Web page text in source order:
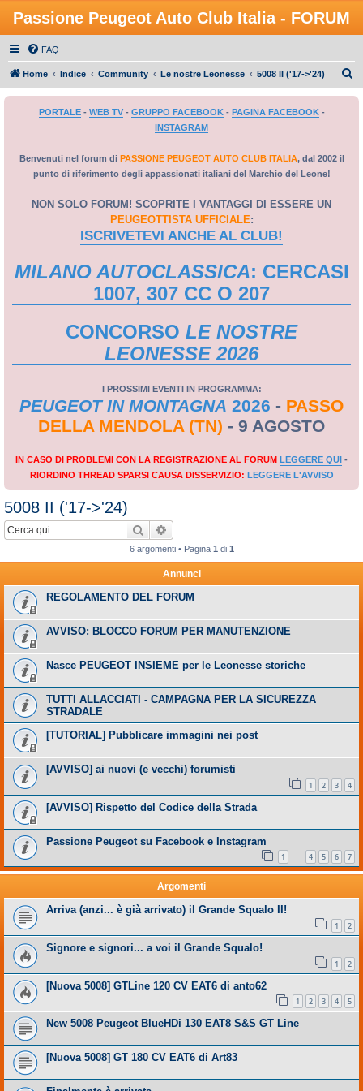
Passione Peugeot Auto Club Italia - FORUM
FAQ
Home Indice Community Le nostre Leonesse 5008 II ('17->'24)
PORTALE- WEB TV- GRUPPO FACEBOOK- PAGINA FACEBOOK-
INSTAGRAM
Benvenuti nel forum di PASSIONE PEUGEOT AUTO CLUB ITALIA, dal 2002 il
punto di riferimento degli appassionati italiani del Marchio del Leone!
NON SOLO FORUM! SCOPRITE I VANTAGGI DI ESSERE UN
PEUGEOTTISTA UFFICIALE:
ISCRIVETEVI ANCHE AL CLUB!
MILANO AUTOCLASSICA: CERCASI
1007, 307 CC O 207
CONCORSO LE NOSTRE
LEONESSE 2026
I PROSSIMI EVENTI IN PROGRAMMA:
PEUGEOT IN MONTAGNA 2026 - PASSO
DELLA MENDOLA (TN) - 9 AGOSTO
IN CASO DI PROBLEMI CON LA REGISTRAZIONE AL FORUM LEGGERE QUI -
RIORDINO THREAD SPARSI CAUSA DISSERVIZIO: LEGGERE L'AVVISO
5008 II ('17->'24)
Cerca
6 argomenti • Pagina 1 di 1
Annunci
REGOLAMENTO DEL FORUM
AVVISO: BLOCCO FORUM PER MANUTENZIONE
Nasce PEUGEOT INSIEME per le Leonesse storiche
TUTTI ALLACCIATI - CAMPAGNA PER LA SICUREZZA
STRADALE
[TUTORIAL] Pubblicare immagini nei post
[AVVISO] ai nuovi (e vecchi) forumisti
1 2 3 4
[AVVISO] Rispetto del Codice della Strada
Passione Peugeot su Facebook e Instagram
1 4 5 6 7
Argomenti
Arriva (anzi... è già arrivato) il Grande Squalo II!
1 2
Signore e signori... a voi il Grande Squalo!
1 2
[Nuova 5008] GTLine 120 CV EAT6 di anto62
1 2 3 4 5
New 5008 Peugeot BlueHDi 130 EAT8 S&S GT Line
[Nuova 5008] GT 180 CV EAT6 di Art83